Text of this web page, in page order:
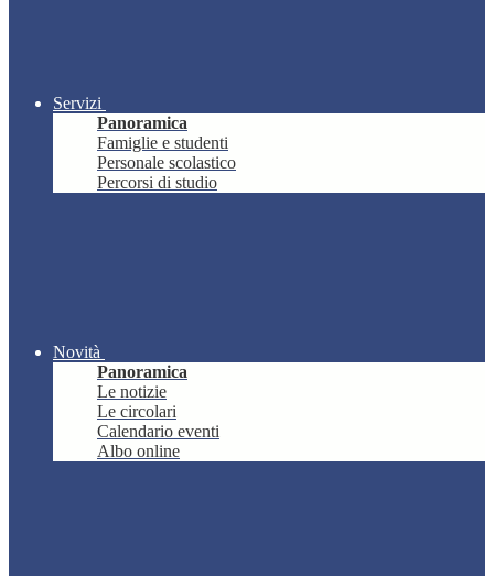
Servizi
Panoramica
Famiglie e studenti
Personale scolastico
Percorsi di studio
Novità
Panoramica
Le notizie
Le circolari
Calendario eventi
Albo online